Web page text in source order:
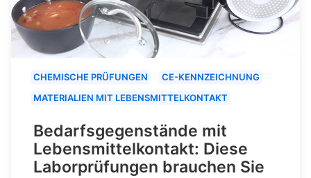
CHEMISCHE PRÜFUNGEN
CE-KENNZEICHNUNG
MATERIALIEN MIT LEBENSMITTELKONTAKT
Bedarfsgegenstände mit
Lebensmittelkontakt: Diese
Laborprüfungen brauchen Sie